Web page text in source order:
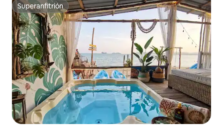
Superanfitrión
Superanfitrión